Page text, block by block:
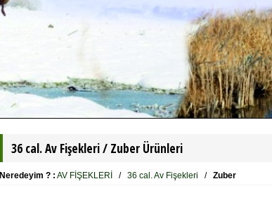
36 cal. Av Fişekleri / Zuber Ürünleri
Neredeyim ? : AV FİŞEKLERİ / 36 cal. Av Fişekleri / Zuber